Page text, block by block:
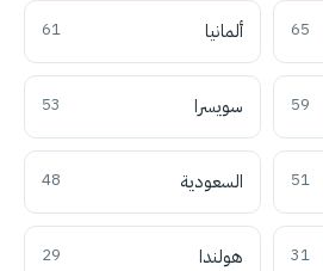
65 ألمانيا 61
59 سويسرا 53
51 السعودية 48
31 هولندا 29